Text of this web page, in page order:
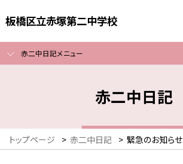
板橋区立赤塚第二中学校
赤二中日記メニュー
赤二中日記
トップページ > 赤二中日記 > 緊急のお知らせ